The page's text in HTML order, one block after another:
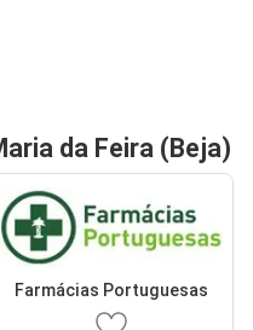
da Feira (Beja)
Farmácias Portuguesas